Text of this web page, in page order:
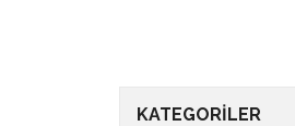
KATEGORILER